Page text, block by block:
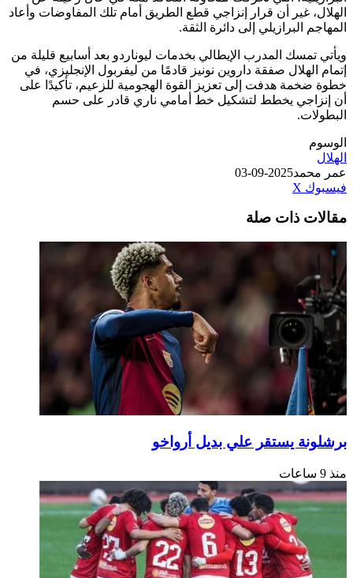
غير أن قرار إنزاجي قطع الطريق أمام تلك المفاوضات وأعاد
البرازيلي إلى دائرة الثقة.
المدرب الإيطالي بخدمات ليوناردو بعد أسابيع قليلة من
صفقة داروين نونيز قادمًا من ليفربول الإنجليزي، في
هدفت إلى تعزيز القوة الهجومية للزعيم، تأكيدًا على
يخطط لتشكيل خط أمامي ناري قادر على حسم
2025-09-03
‫Xلينكدإن
بينتيريست
مشاركة
البريد
طباعة
ذات صلة
يستقر علي بديل أرواخو